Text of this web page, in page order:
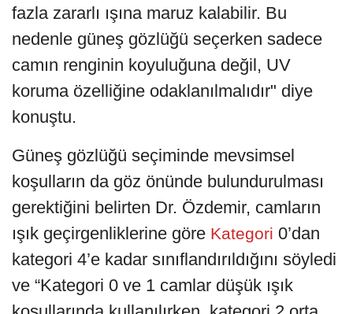
fazla zararlı ışına maruz kalabilir. Bu
nedenle güneş gözlüğü seçerken sadece
camın renginin koyuluğuna değil, UV
koruma özelliğine odaklanılmalıdır" diye
konuştu.
Güneş gözlüğü seçiminde mevsimsel
koşulların da göz önünde bulundurulması
gerektiğini belirten Dr. Özdemir, camların
ışık geçirgenliklerine göre Kategori 0’dan
kategori 4’e kadar sınıflandırıldığını söyledi
ve “Kategori 0 ve 1 camlar düşük ışık